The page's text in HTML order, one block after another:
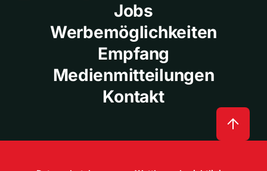
Jobs
Werbemöglichkeiten
Empfang
Medienmitteilungen
Kontakt